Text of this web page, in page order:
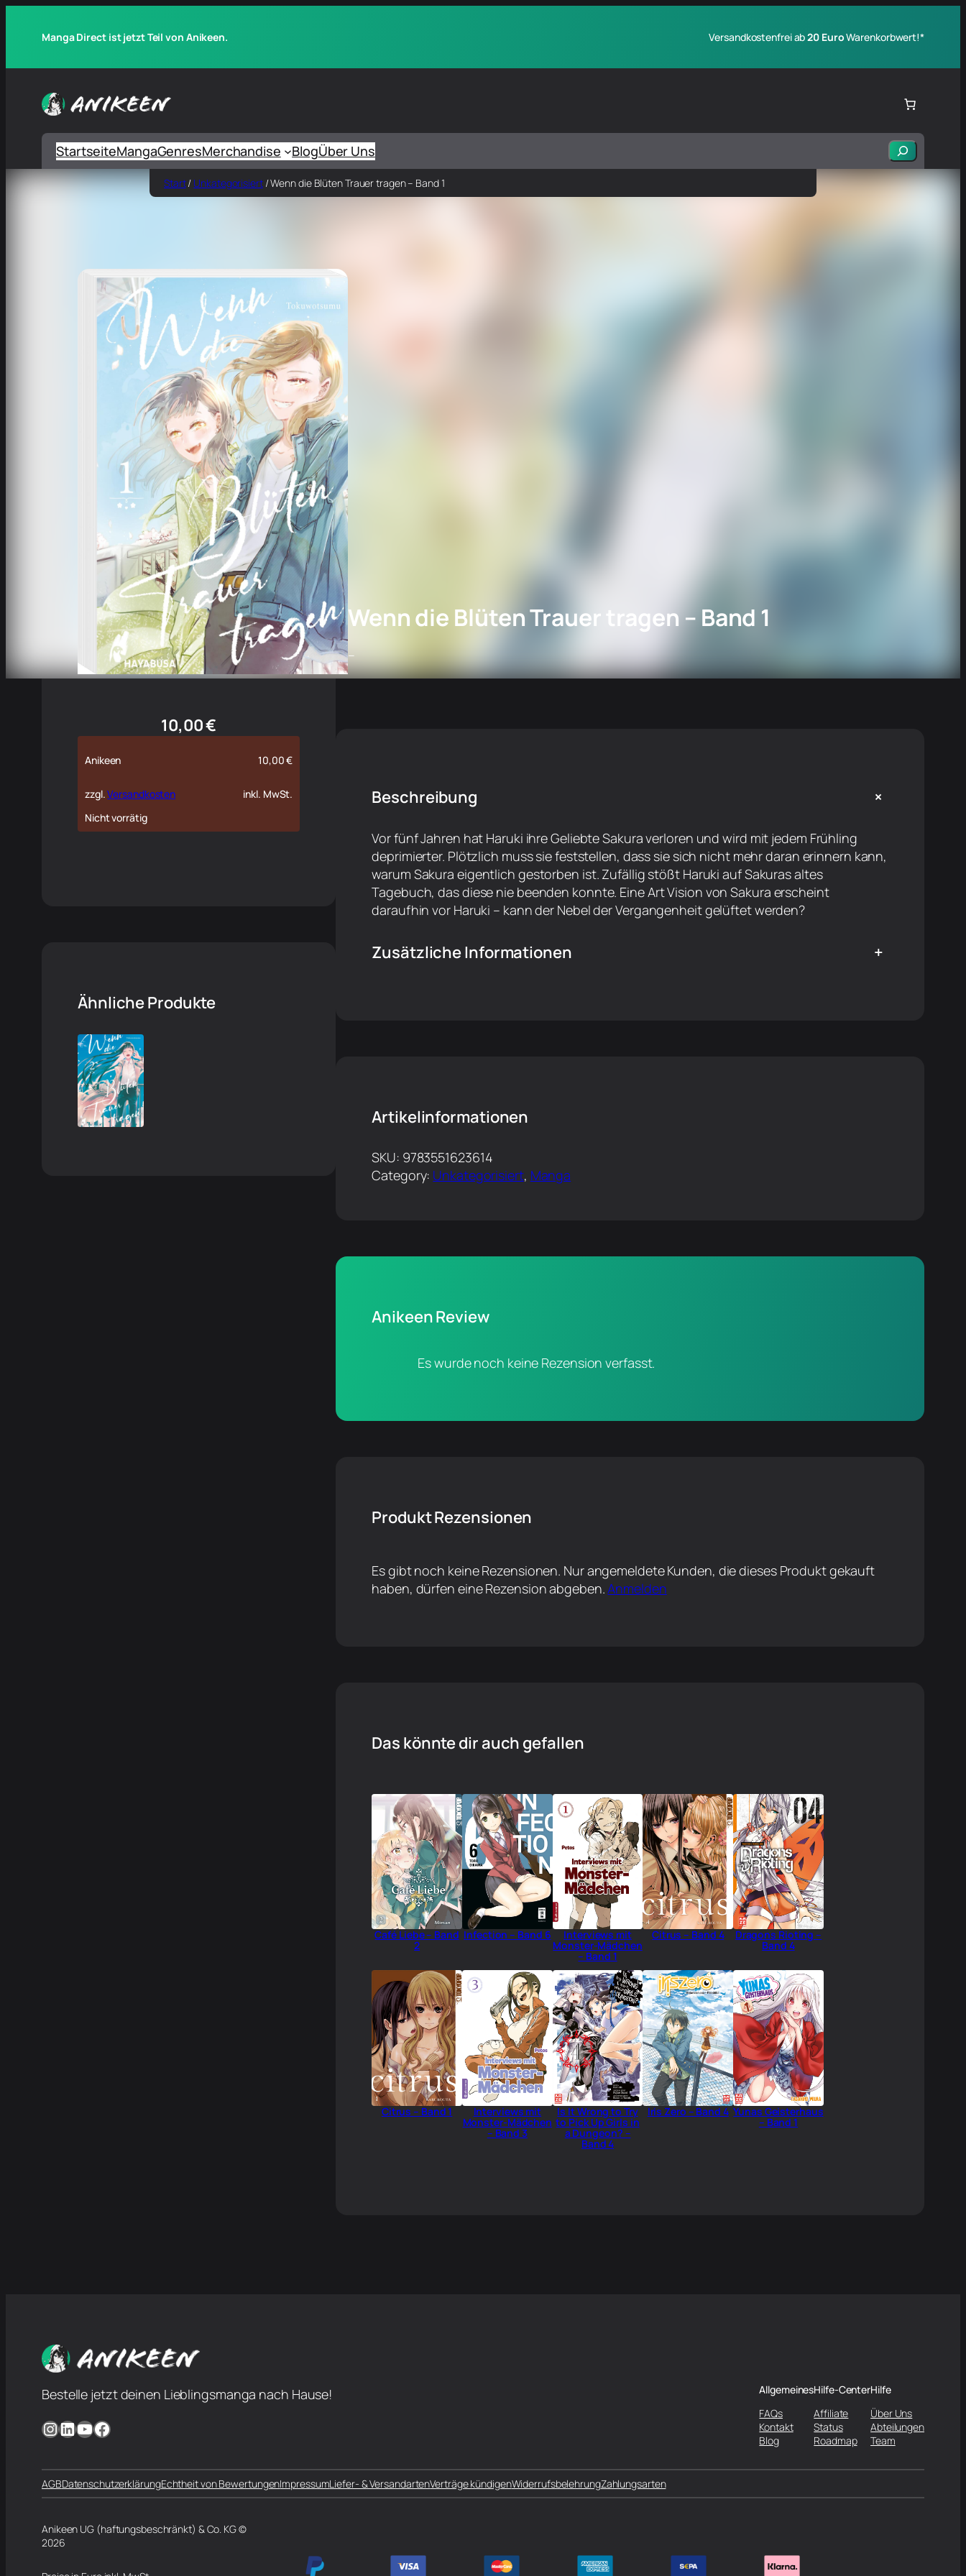
Manga Direct ist jetzt Teil von Anikeen. Versandkostenfrei ab20 EuroWarenkorbwert!*
StartseiteMangaGenresMerchandise BlogÜber Uns Suchen
Start/ Unkategorisiert/ Wenn die Blüten Trauer tragen – Band 1
Wenn die Blüten Trauer tragen – Band 1
–
10,00€
Anikeen 10,00€
zzgl.Versandkosten
inkl. MwSt.
Nicht vorrätig
Ähnliche Produkte
Beschreibung +
Vor fünf Jahren hat Haruki ihre Geliebte Sakura verloren und wird mit jedem Frühling
deprimierter. Plötzlich muss sie feststellen, dass sie sich nicht mehr daran erinnern kann,
warum Sakura eigentlich gestorben ist. Zufällig stößt Haruki auf Sakuras altes
Tagebuch, das diese nie beenden konnte. Eine Art Vision von Sakura erscheint
daraufhin vor Haruki – kann der Nebel der Vergangenheit gelüftet werden?
Zusätzliche Informationen +
Artikelinformationen
SKU: 9783551623614
Category: Unkategorisiert, Manga
Anikeen Review
Es wurde noch keine Rezension verfasst.
Produkt Rezensionen
Es gibt noch keine Rezensionen. Nur angemeldete Kunden, die dieses Produkt gekauft
haben, dürfen eine Rezension abgeben. Anmelden
Das könnte dir auch gefallen
Café Liebe – Band
2
Infection – Band 6 Interviews mit
Monster-Mädchen
– Band 1
Citrus – Band 4 Dragons Rioting –
Band 4
Citrus – Band 1 Interviews mit
Monster-Mädchen
– Band 3
Is It Wrong to Try
to Pick Up Girls in
a Dungeon? –
Band 4
Iris Zero – Band 4 Yunas Geisterhaus
– Band 1
Bestelle jetzt deinen Lieblingsmanga nach Hause!
InstagramLinkedIn YouTube Facebook
Allgemeines
FAQs
Kontakt
Blog
Hilfe-Center
Affiliate
Status
Roadmap
Hilfe
Über Uns
Abteilungen
Team
AGBDatenschutzerklärungEchtheit von BewertungenImpressumLiefer- & VersandartenVerträge kündigenWiderrufsbelehrungZahlungsarten
Anikeen UG (haftungsbeschränkt) & Co. KG ©
2026